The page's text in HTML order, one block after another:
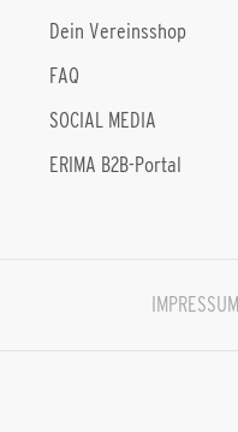
Dein Vereinsshop
FAQ
SOCIAL MEDIA
ERIMA B2B-Portal
IMPRESSUM